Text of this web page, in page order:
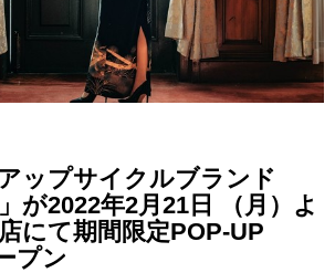
ップサイクルブランド
が2022年2⽉21⽇ （⽉）よ
にて期間限定POP-UP
プン